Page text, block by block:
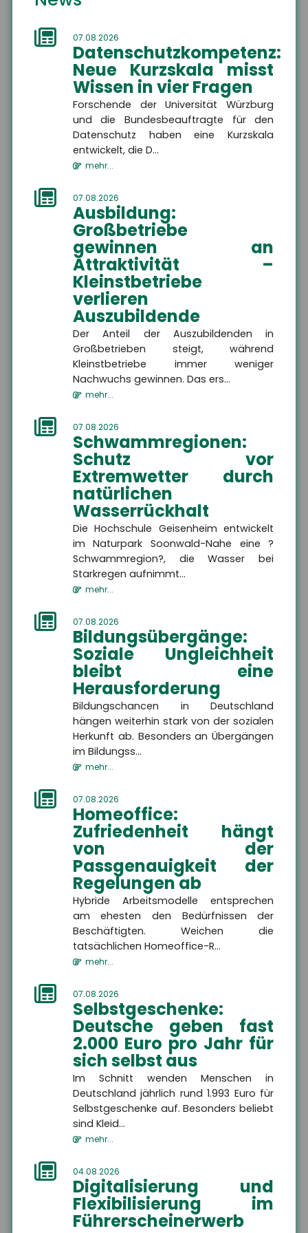
07.08.2026
Datenschutzkompetenz:
Neue Kurzskala misst
Wissen in vier Fragen
Forschende der Universität Würzburg
und die Bundesbeauftragte für den
Datenschutz haben eine Kurzskala
entwickelt, die D...
mehr...
07.08.2026
Ausbildung:
Großbetriebe
gewinnen an
Attraktivität –
Kleinstbetriebe
verlieren
Auszubildende
Der Anteil der Auszubildenden in
Großbetrieben steigt, während
Kleinstbetriebe immer weniger
Nachwuchs gewinnen. Das ers...
mehr...
07.08.2026
Schwammregionen:
Schutz vor
Extremwetter durch
natürlichen
Wasserrückhalt
Die Hochschule Geisenheim entwickelt
im Naturpark Soonwald-Nahe eine ?
Schwammregion?, die Wasser bei
Starkregen aufnimmt...
mehr...
07.08.2026
Bildungsübergänge:
Soziale Ungleichheit
bleibt eine
Herausforderung
Bildungschancen in Deutschland
hängen weiterhin stark von der sozialen
Herkunft ab. Besonders an Übergängen
im Bildungss...
mehr...
07.08.2026
Homeoffice:
Zufriedenheit hängt
von der
Passgenauigkeit der
Regelungen ab
Hybride Arbeitsmodelle entsprechen
am ehesten den Bedürfnissen der
Beschäftigten. Weichen die
tatsächlichen Homeoffice-R...
mehr...
07.08.2026
Selbstgeschenke:
Deutsche geben fast
2.000 Euro pro Jahr für
sich selbst aus
Im Schnitt wenden Menschen in
Deutschland jährlich rund 1.993 Euro für
Selbstgeschenke auf. Besonders beliebt
sind Kleid...
mehr...
04.08.2026
Digitalisierung und
Flexibilisierung im
Führerscheinerwerb
Die Sicherheit Ihrer Zukunft liegt uns am Herzen.
Als Versicherungsmakler kümmern wir uns um
Ihren individuellen privaten und betrieblichen
Versicherungsschutz.
Service steht bei uns an erster Stelle!
Wir freuen uns auf Sie.
Wir sind gerne für Sie da
Jens Geßenhardt
Geschäftsführer
+49 3671 6743-0
Ausbildung: Großbetriebe
gewinnen an Attraktivität –
Kleinstbetriebe verlieren
Auszubildende
Der Anteil der Auszubildenden
in Großbetrieben steigt,
während Kleinstbetriebe
immer weniger Nachwuchs
gewinnen. Das ers...
Themen
Zielgruppe
Freiberufler
Freiberufler
Als Freiberufler gibt es
viele Maßnahmen, die Sie
zum Schutze Ihrer Person,
Ihres Unternehmens und
Ihrer Mitarbeiter treffen
sollten.
Betriebshaftpflichtversicherung
Betriebshaftpflichtversicherung
Eine Betriebshaftpflicht